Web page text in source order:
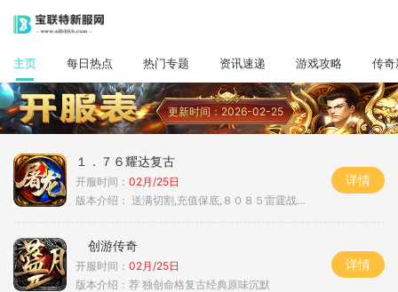
主页 每日热点 热门专题 资讯速递 游戏攻略 传奇
更新时间：2026-02-25
１．７６耀达复古
开服时间： 02月/25日
版本介绍： 送满切割,充值保底,８０８５雷霆战神微变
详情
创游传奇
开服时间： 02月/25日
版本介绍： 荐 独创命格复古经典原味沉默
详情